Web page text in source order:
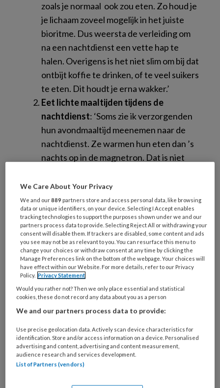
zoals je normaal ook zou eten. Zo houd je
je lichaam zoveel mogelijk in het juiste
bioritme. Dus weersta de verleiding om
na een nachtdienst een vette hap te
halen. Overigens is het niet slim om bij dat
ontbijt koffie te drinken, of te veel suikers
te eten. Dit houdt je erna wakker.’
Eet lichte maaltijden tijdens de
nachtdienst: ‘Soms zie ik verzorgenden
hun avondmaaltijd meenemen naar de
nachtdienst. Ze warmen hun eten dan ’s
nachts op in de magnetron. Dat is niet
lichaam staat ’s nachts lager ingesteld.
Dus je verwerkt eten minder goed. Je
darmen zijn er niet op ingesteld en de
aanmaak van insuline is ook minder. Met
als gevolg dat je stoelgang verstoord
raakt en er overgewicht kan ontstaan.
Daarnaast breng je je bioritme in de war,
waardoor slapen moeizamer gaat.’
We Care About Your Privacy
We and our889 partners store and access personal data, like browsing
data or unique identifiers, on your device. Selecting I Accept enables
tracking technologies to support the purposes shown under we and our
partners process data to provide. Selecting Reject All or withdrawing your
consent will disable them. If trackers are disabled, some content and ads
you see may not be as relevant to you. You can resurface this menu to
change your choices or withdraw consent at any time by clicking the
Manage Preferences link on the bottom of the webpage. Your choices will
have effect within our Website. For more details, refer to our Privacy
Policy. Privacy Statement
Would you rather not? Then we only place essential and statistical
cookies, these do not record any data about you as a person
We and our partners process data to provide:
Use precise geolocation data. Actively scan device characteristics for
identification. Store and/or access information on a device. Personalised
advertising and content, advertising and content measurement,
audience research and services development.
List of Partners (vendors)